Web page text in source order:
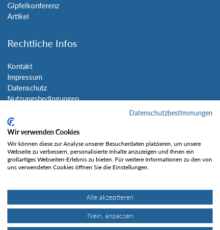
Gipfelkonferenz
Artikel
Rechtliche Infos
Kontakt
Impressum
Datenschutz
Nutzungsbedingungen
Social Media
Gefällt mir
Datenschutzbestimmungen
Wir verwenden Cookies
Wir können diese zur Analyse unserer Besucherdaten platzieren, um unsere
Webseite zu verbessern, personalisierte Inhalte anzuzeigen und Ihnen ein
großartiges Webseiten-Erlebnis zu bieten. Für weitere Informationen zu den von
uns verwendeten Cookies öffnen Sie die Einstellungen.
Alle akzeptieren
Nein, anpassen